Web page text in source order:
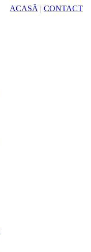
ACASĂ | CONTACT